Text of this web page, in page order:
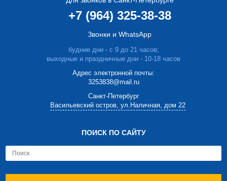
+7 (964) 325-38-38
Звонки и WhatsApp
будние дни - с 9 до 21 часов;
выходные и праздничные дни - 10-18 часов
Адрес электронной почты:
3253838@mail.ru
Cанкт-Петербург
Васильевский остров, ул.Наличная, дом 22
ПОИСК ПО САЙТУ